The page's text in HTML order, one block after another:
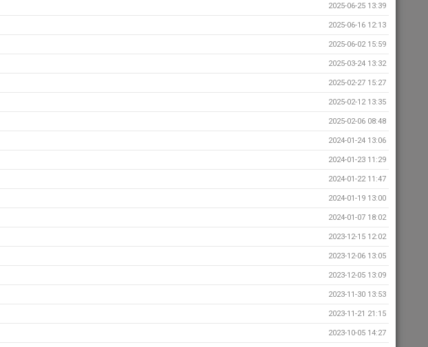
2025-06-25 13:39
2025-06-16 12:13
2025-06-02 15:59
2025-03-24 13:32
2025-02-27 15:27
2025-02-12 13:35
2025-02-06 08:48
2024-01-24 13:06
2024-01-23 11:29
2024-01-22 11:47
2024-01-19 13:00
2024-01-07 18:02
2023-12-15 12:02
2023-12-06 13:05
2023-12-05 13:09
2023-11-30 13:53
2023-11-21 21:15
2023-10-05 14:27